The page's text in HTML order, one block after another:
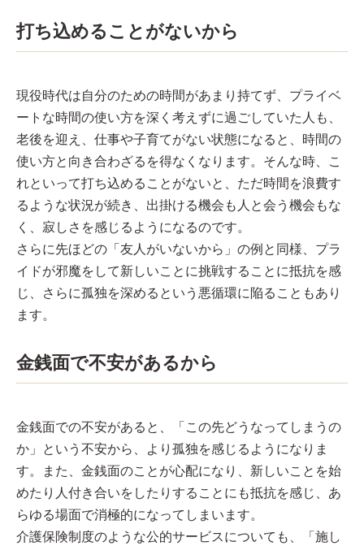
打ち込めることがないから
現役時代は自分のための時間があまり持てず、プライベ
ートな時間の使い方を深く考えずに過ごしていた人も、
老後を迎え、仕事や子育てがない状態になると、時間の
使い方と向き合わざるを得なくなります。そんな時、こ
れといって打ち込めることがないと、ただ時間を浪費す
るような状況が続き、出掛ける機会も人と会う機会もな
く、寂しさを感じるようになるのです。
さらに先ほどの「友人がいないから」の例と同様、プラ
イドが邪魔をして新しいことに挑戦することに抵抗を感
じ、さらに孤独を深めるという悪循環に陥ることもあり
ます。
金銭面で不安があるから
金銭面での不安があると、「この先どうなってしまうの
か」という不安から、より孤独を感じるようになりま
す。また、金銭面のことが心配になり、新しいことを始
めたり人付き合いをしたりすることにも抵抗を感じ、あ
らゆる場面で消極的になってしまいます。
介護保険制度のような公的サービスについても、「施し